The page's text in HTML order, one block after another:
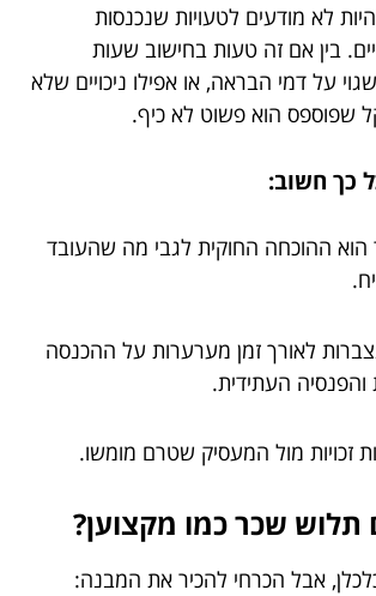
לא מודעים לטעויות שנכנסות
בין אם זה טעות בחישוב שעות
על דמי הבראה, או אפילו ניכויים שלא
שפוספס הוא פשוט לא כיף.
כך חשוב:
ההוכחה החוקית לגבי מה שהעובד
לאורך זמן מערערות על ההכנסה
העתידית.
זכויות מול המעסיק שטרם מומשו.
תלוש שכר כמו מקצוען?
אבל הכרחי להכיר את המבנה: